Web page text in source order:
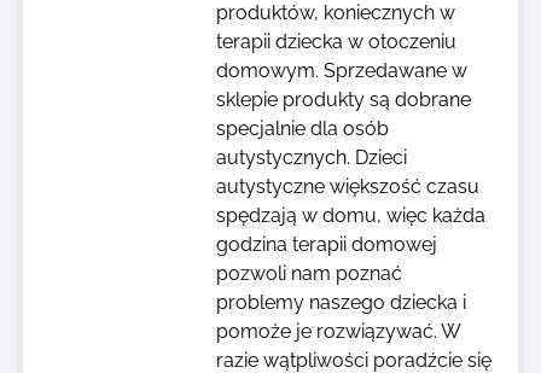
produktów, koniecznych w
terapii dziecka w otoczeniu
domowym. Sprzedawane w
sklepie produkty są dobrane
specjalnie dla osób
autystycznych. Dzieci
autystyczne większość czasu
spędzają w domu, więc każda
godzina terapii domowej
pozwoli nam poznać
problemy naszego dziecka i
pomoże je rozwiązywać. W
razie wątpliwości poradźcie się